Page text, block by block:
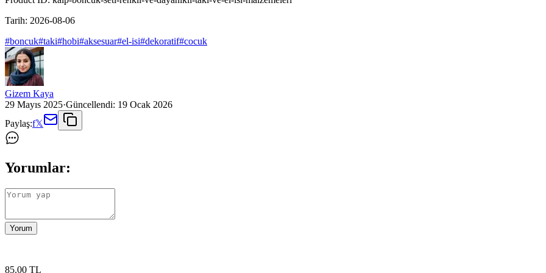
Tarih: 2026-08-06
#boncuk#taki#hobi#aksesuar#el-isi#dekoratif#cocuk
Gizem Kaya
29 Mayıs 2025·Güncellendi: 19 Ocak 2026
Paylaş:f𝕏
Yorumlar:
Yorum
85.00 TL